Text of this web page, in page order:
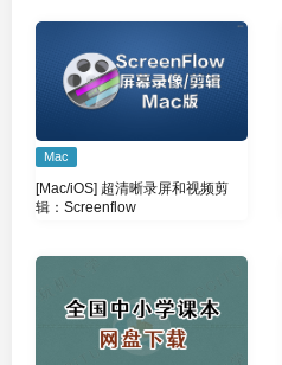
Mac
[Mac/iOS] 超清晰录屏和视频剪
辑：Screenflow